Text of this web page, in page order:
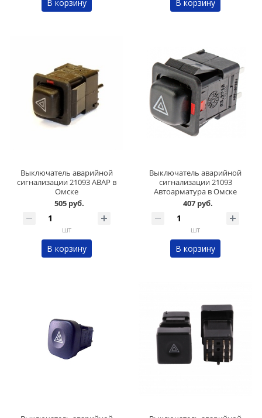
В корзину В корзину
Выключатель аварийной
сигнализации 21093 АВАР в
Омске
505 руб.
шт
В корзину
Выключатель аварийной
сигнализации 21093
Автоарматура в Омске
407 руб.
шт
В корзину